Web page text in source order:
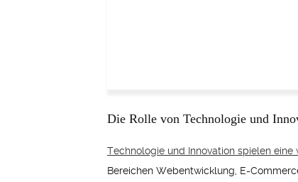
Die Rolle von Technologie und
Technologie und Innovation spielen eine
Bereichen Webentwicklung, E-